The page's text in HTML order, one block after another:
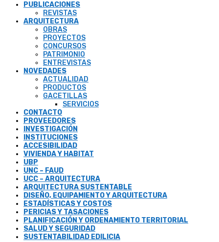
PUBLICACIONES
REVISTAS
ARQUITECTURA
OBRAS
PROYECTOS
CONCURSOS
PATRIMONIO
ENTREVISTAS
NOVEDADES
ACTUALIDAD
PRODUCTOS
GACETILLAS
SERVICIOS
CONTACTO
PROVEEDORES
INVESTIGACIÓN
INSTITUCIONES
ACCESIBILIDAD
VIVIENDA Y HABITAT
UBP
UNC – FAUD
UCC – ARQUITECTURA
ARQUITECTURA SUSTENTABLE
DISEÑO, EQUIPAMIENTO Y ARQUITECTURA
ESTADÍSTICAS Y COSTOS
PERICIAS Y TASACIONES
PLANIFICACIÓN Y ORDENAMIENTO TERRITORIAL
SALUD Y SEGURIDAD
SUSTENTABILIDAD EDILICIA